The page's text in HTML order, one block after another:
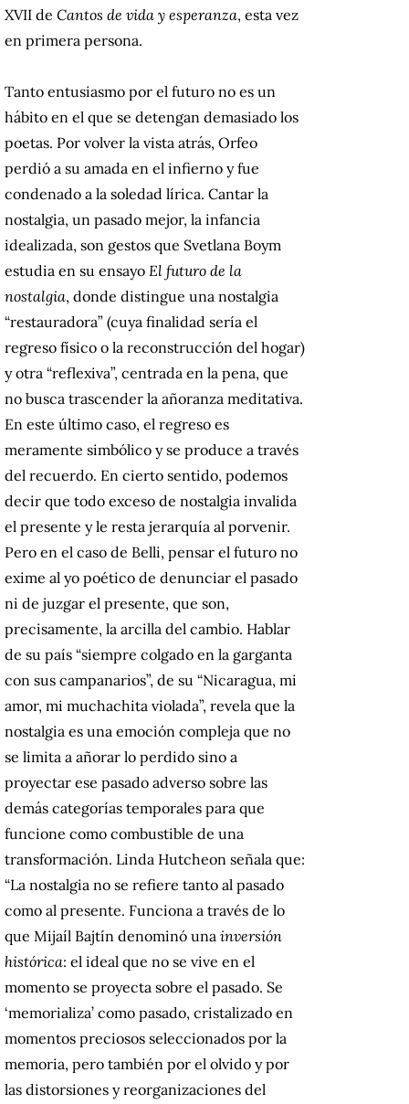
XVII de Cantos de vida y esperanza, esta vez
en primera persona.
Tanto entusiasmo por el futuro no es un
hábito en el que se detengan demasiado los
poetas. Por volver la vista atrás, Orfeo
perdió a su amada en el infierno y fue
condenado a la soledad lírica. Cantar la
nostalgia, un pasado mejor, la infancia
idealizada, son gestos que Svetlana Boym
estudia en su ensayo El futuro de la
nostalgia, donde distingue una nostalgia
“restauradora” (cuya finalidad sería el
regreso físico o la reconstrucción del hogar)
y otra “reflexiva”, centrada en la pena, que
no busca trascender la añoranza meditativa.
En este último caso, el regreso es
meramente simbólico y se produce a través
del recuerdo. En cierto sentido, podemos
decir que todo exceso de nostalgia invalida
el presente y le resta jerarquía al porvenir.
Pero en el caso de Belli, pensar el futuro no
exime al yo poético de denunciar el pasado
ni de juzgar el presente, que son,
precisamente, la arcilla del cambio. Hablar
de su país “siempre colgado en la garganta
con sus campanarios”, de su “Nicaragua, mi
amor, mi muchachita violada”, revela que la
nostalgia es una emoción compleja que no
se limita a añorar lo perdido sino a
proyectar ese pasado adverso sobre las
demás categorías temporales para que
funcione como combustible de una
transformación. Linda Hutcheon señala que:
“La nostalgia no se refiere tanto al pasado
como al presente. Funciona a través de lo
que Mijaíl Bajtín denominó una inversión
histórica: el ideal que no se vive en el
momento se proyecta sobre el pasado. Se
‘memorializa’ como pasado, cristalizado en
momentos preciosos seleccionados por la
memoria, pero también por el olvido y por
las distorsiones y reorganizaciones del